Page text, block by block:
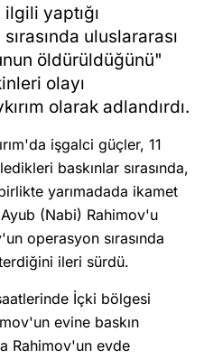
yaptığı
uluslararası
öldürüldüğünü"
olayı
olarak adlandırdı.
işgalci güçler, 11
baskınlar sırasında,
yarımadada ikamet
(Nabi) Rahimov'u
operasyon sırasında
ileri sürdü.
İçki bölgesi
evine baskın
Rahimov'un evde